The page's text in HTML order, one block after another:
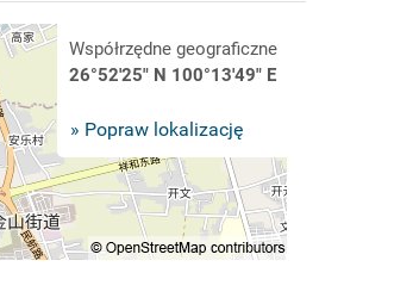
Współrzędne geograficzne
26°52'25" N 100°13'49" E
» Popraw lokalizację